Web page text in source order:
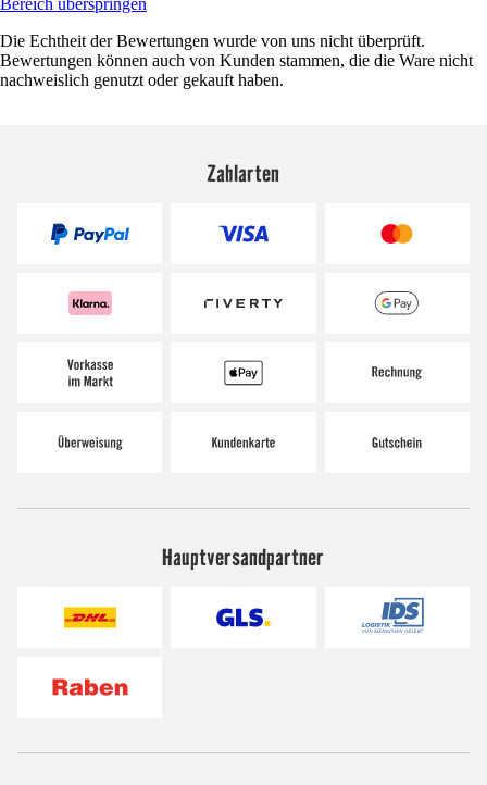
Bereich überspringen
Die Echtheit der Bewertungen wurde von uns nicht überprüft.
Bewertungen können auch von Kunden stammen, die die Ware nicht
nachweislich genutzt oder gekauft haben.
Zahlarten
Hauptversandpartner